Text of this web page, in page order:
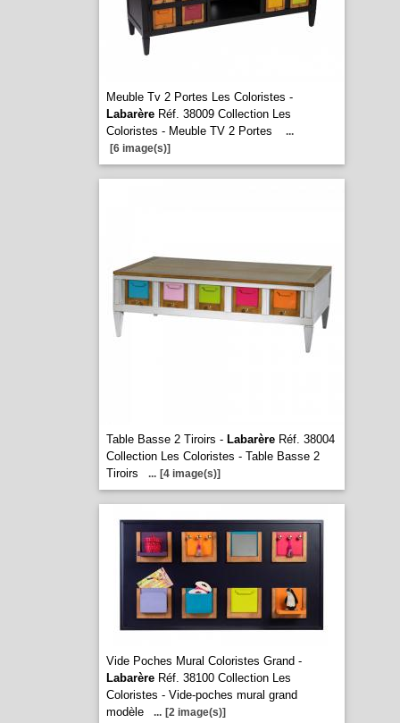
Meuble Tv 2 Portes Les Coloristes -
LabarèreRéf. 38009 Collection Les
Coloristes - Meuble TV 2 Portes
...
[6 image(s)]
Table Basse 2 Tiroirs - LabarèreRéf. 38004
Collection Les Coloristes - Table Basse 2
Tiroirs
... [4 image(s)]
Vide Poches Mural Coloristes Grand -
LabarèreRéf. 38100 Collection Les
Coloristes - Vide-poches mural grand
modèle
... [2 image(s)]